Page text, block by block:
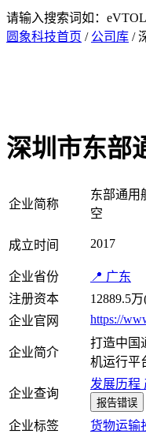
请输入搜索词如：eVTOL
圆象科技首页 / 公司库 /
深圳市东部
企业简称
东部通用
空
成立时间 2017
企业省份
📍 广东
注册资本
12889.5
企业官网
https://
企业简介
打造中国
机运行平
企业查询
发展历程
报告错误
企业标签 货物运输